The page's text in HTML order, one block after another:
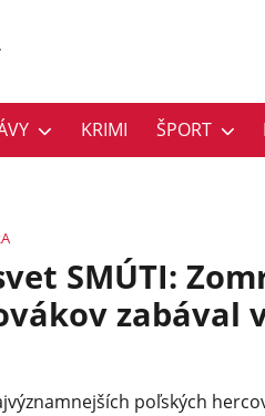
KRIMI ŠPORT
SMÚTI:
zabával
poľských